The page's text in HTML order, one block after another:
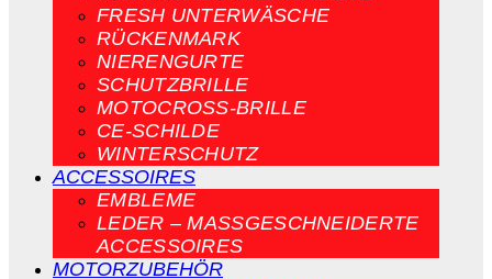
FRESH UNTERWÄSCHE
RÜCKENMARK
NIERENGURTE
SCHUTZBRILLE
MOTOCROSS-BRILLE
CE-SCHILDE
WINTERSCHUTZ
ACCESSOIRES
EMBLEME
LEDER – MASSGESCHNEIDERTE A
CCESSOIRES
MOTORZUBEHÖR